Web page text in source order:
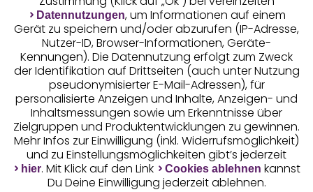
Geprüfte Sicherheit
Unsere Apps
Datennutzungen, um Informationen auf einem
Gerät zu speichern und/oder abzurufen (IP-Adresse,
Nutzer-ID, Browser-Informationen, Geräte-
Kennungen). Die Datennutzung erfolgt zum Zweck
der Identifikation auf Drittseiten (auch unter Nutzung
pseudonymisierter E-Mail-Adressen), für
personalisierte Anzeigen und Inhalte, Anzeigen- und
Inhaltsmessungen sowie um Erkenntnisse über
Zielgruppen und Produktentwicklungen zu gewinnen.
Mehr Infos zur Einwilligung (inkl. Widerrufsmöglichkeit)
und zu Einstellungsmöglichkeiten gibt’s jederzeit
hier. Mit Klick auf den Link Cookies ablehnen kannst
Du Deine Einwilligung jederzeit ablehnen.